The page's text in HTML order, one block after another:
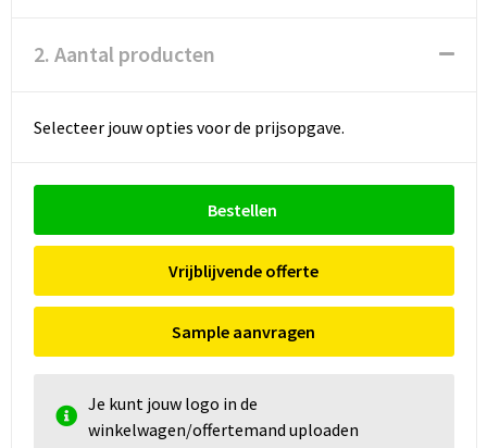
2. Aantal producten
Selecteer jouw opties voor de prijsopgave.
Bestellen
Vrijblijvende offerte
Sample aanvragen
Je kunt jouw logo in de
winkelwagen/offertemand uploaden